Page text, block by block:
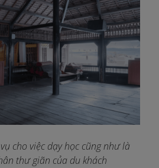
cho việc dạy học cũng như là
thư giãn của du khách